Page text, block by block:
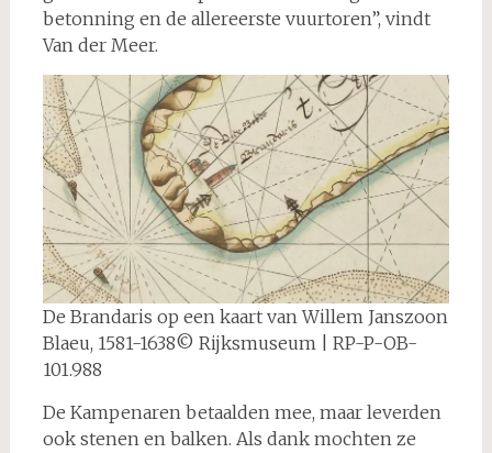
betonning en de allereerste vuurtoren”, vindt
Van der Meer.
De Brandaris op een kaart van Willem Janszoon
Blaeu, 1581-1638© Rijksmuseum | RP-P-OB-
101.988
De Kampenaren betaalden mee, maar leverden
ook stenen en balken. Als dank mochten ze